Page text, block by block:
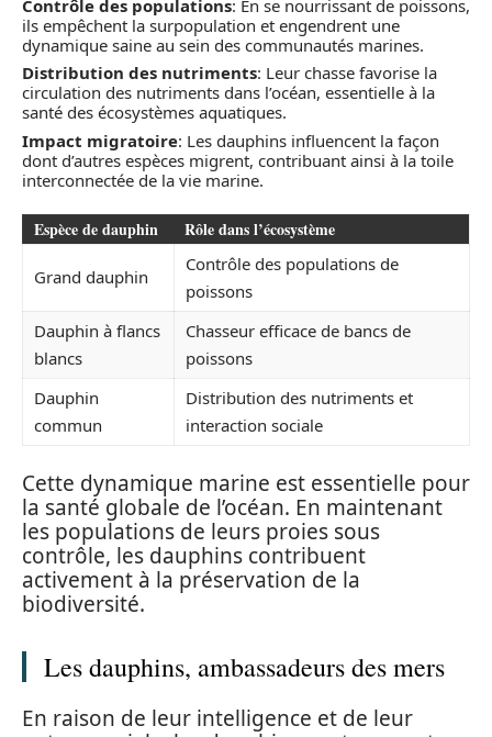
Contrôle des populations: En se nourrissant de poissons,
ils empêchent la surpopulation et engendrent une
dynamique saine au sein des communautés marines.
Distribution des nutriments: Leur chasse favorise la
circulation des nutriments dans l’océan, essentielle à la
santé des écosystèmes aquatiques.
Impact migratoire: Les dauphins influencent la façon
dont d’autres espèces migrent, contribuant ainsi à la toile
interconnectée de la vie marine.
Espèce de dauphin Rôle dans l’écosystème
Grand dauphin
Contrôle des populations de
poissons
Dauphin à flancs
blancs
Chasseur efficace de bancs de
poissons
Dauphin
commun
Distribution des nutriments et
interaction sociale
Cette dynamique marine est essentielle pour
la santé globale de l’océan. En maintenant
les populations de leurs proies sous
contrôle, les dauphins contribuent
activement à la préservation de la
biodiversité.
Les dauphins, ambassadeurs des mers
En raison de leur intelligence et de leur